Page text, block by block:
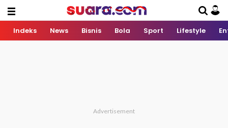
Indeks News Bisnis Bola Sport Lifestyle